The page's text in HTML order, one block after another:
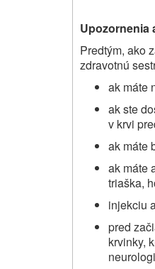
Upozornenia
Predtým, ako
zdravotnú
ak máte
ak ste
v krvi
ak máte
ak máte
triaška,
injekciu
pred
krvinky,